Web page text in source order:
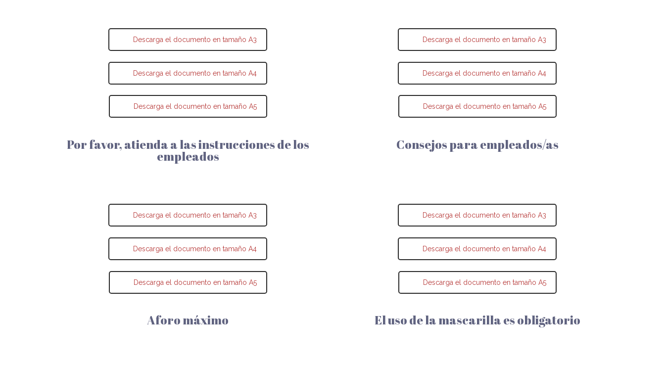
Descarga el documento en tamaño A3
Descarga el documento en tamaño A4
Descarga el documento en tamaño A5
Descarga el documento en tamaño A3
Descarga el documento en tamaño A4
Descarga el documento en tamaño A5
Por favor, atienda a las instrucciones de los
empleados
Descarga el documento en tamaño A3
Descarga el documento en tamaño A4
Descarga el documento en tamaño A5
Consejos para empleados/as
Descarga el documento en tamaño A3
Descarga el documento en tamaño A4
Descarga el documento en tamaño A5
Aforo máximo El uso de la mascarilla es obligatorio